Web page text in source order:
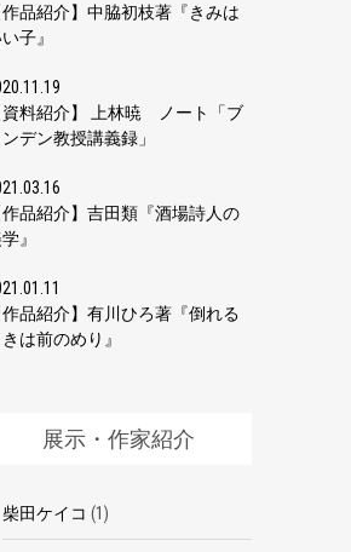
作品紹介】中脇初枝著『きみは
子』
資料紹介】 上林暁 ノート「ブ
デン教授講義録」
作品紹介】吉田類『酒場詩人の
』
作品紹介】有川ひろ著『倒れる
きは前のめり』
展示・作家紹介
柴田ケイコ (1)